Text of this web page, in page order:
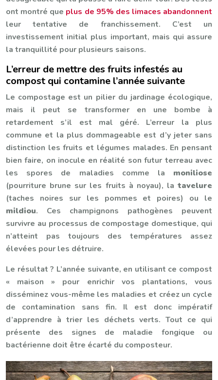
ont montré que plus de 95% des limaces abandonnent
leur tentative de franchissement. C’est un
investissement initial plus important, mais qui assure
la tranquillité pour plusieurs saisons.
L’erreur de mettre des fruits infestés au
compost qui contamine l’année suivante
Le compostage est un pilier du jardinage écologique,
mais il peut se transformer en une bombe à
retardement s’il est mal géré. L’erreur la plus
commune et la plus dommageable est d’y jeter sans
distinction les fruits et légumes malades. En pensant
bien faire, on inocule en réalité son futur terreau avec
les spores de maladies comme la moniliose
(pourriture brune sur les fruits à noyau), la tavelure
(taches noires sur les pommes et poires) ou le
mildiou. Ces champignons pathogènes peuvent
survivre au processus de compostage domestique, qui
n’atteint pas toujours des températures assez
élevées pour les détruire.
Le résultat ? L’année suivante, en utilisant ce compost
« maison » pour enrichir vos plantations, vous
disséminez vous-même les maladies et créez un cycle
de contamination sans fin. Il est donc impératif
d’apprendre à trier les déchets verts. Tout ce qui
présente des signes de maladie fongique ou
bactérienne doit être écarté du composteur.